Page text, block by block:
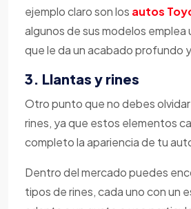
ejemplo claro son los autos
algunos de sus modelos emplea
que le da un acabado profundo
3. Llantas y rines
Otro punto que no debes olvidar
rines, ya que estos elementos
completo la apariencia de tu
Dentro del mercado puedes
tipos de rines, cada uno con un